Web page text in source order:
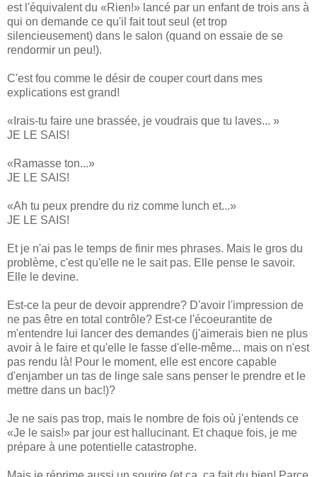
est l'équivalent du «Rien!» lancé par un enfant de trois ans à
qui on demande ce qu'il fait tout seul (et trop
silencieusement) dans le salon (quand on essaie de se
rendormir un peu!).
C'est fou comme le désir de couper court dans mes
explications est grand!
«Irais-tu faire une brassée, je voudrais que tu laves... »
JE LE SAIS!
«Ramasse ton...»
JE LE SAIS!
«Ah tu peux prendre du riz comme lunch et...»
JE LE SAIS!
Et je n'ai pas le temps de finir mes phrases. Mais le gros du
problème, c'est qu'elle ne le sait pas. Elle pense le savoir.
Elle le devine.
Est-ce la peur de devoir apprendre? D'avoir l'impression de
ne pas être en total contrôle? Est-ce l'écoeurantite de
m'entendre lui lancer des demandes (j'aimerais bien ne plus
avoir à le faire et qu'elle le fasse d'elle-même... mais on n'est
pas rendu là! Pour le moment, elle est encore capable
d'enjamber un tas de linge sale sans penser le prendre et le
mettre dans un bac!)?
Je ne sais pas trop, mais le nombre de fois où j'entends ce
«Je le sais!» par jour est hallucinant. Et chaque fois, je me
prépare à une potentielle catastrophe.